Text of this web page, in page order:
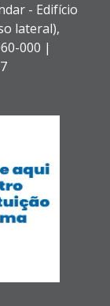
- Edifício
lateral),
000 |